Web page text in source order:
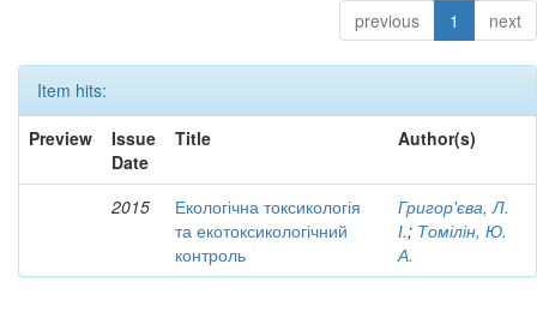
previous 1 next
Item hits:
Preview
Issue
Date
Title Author(s)
2015
Екологічна токсикологія
та екотоксикологічний
контроль
Григор'єва, Л.
І.; Томілін, Ю.
А.